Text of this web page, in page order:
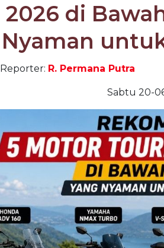
2026 di
Nyaman
Reporter: R. Permana Putra
Sabtu 20-